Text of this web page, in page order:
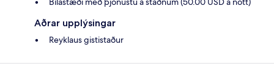
Aðrar upplýsingar
Reyklaus gististaður